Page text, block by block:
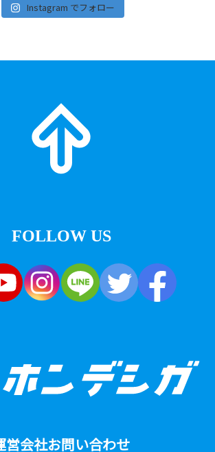
Instagram でフォロー
FOLLOW US
営会社お問い合わせ